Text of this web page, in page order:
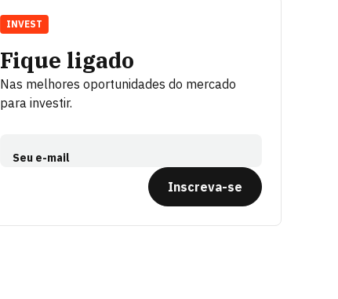
Fique ligado
Nas melhores oportunidades do mercado
para investir.
Seu e-mail
Inscreva-se
INVEST